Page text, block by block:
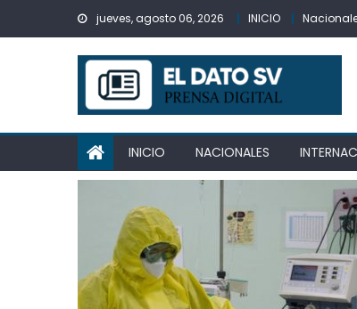
jueves, agosto 06, 2026 INICIO
INICIO NACIONALES